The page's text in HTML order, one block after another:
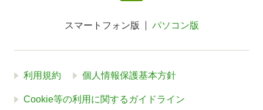
スマートフォン版 パソコン版
利用規約 個人情報保護基本方針
Cookie等の利用に関するガイドライン